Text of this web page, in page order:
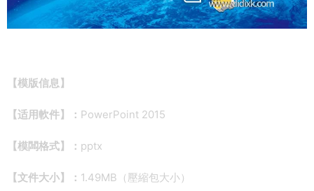
【模版信息】
【适用軟件】： PowerPoint 2015
【模闆格式】： pptx
【文件大小】： 1.49MB（壓縮包大小）